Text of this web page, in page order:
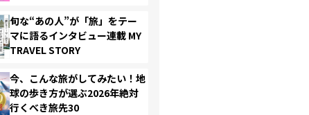
旬な“あの人”が「旅」をテー
マに語るインタビュー連載 MY
TRAVEL STORY
今、こんな旅がしてみたい！地
球の歩き方が選ぶ2026年絶対
行くべき旅先30